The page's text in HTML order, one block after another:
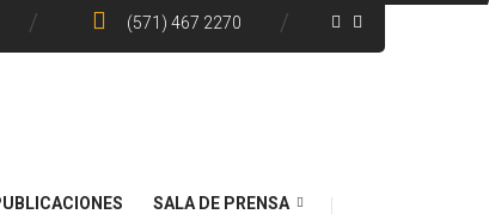
(571) 467 2270
SALA DE PRENSA